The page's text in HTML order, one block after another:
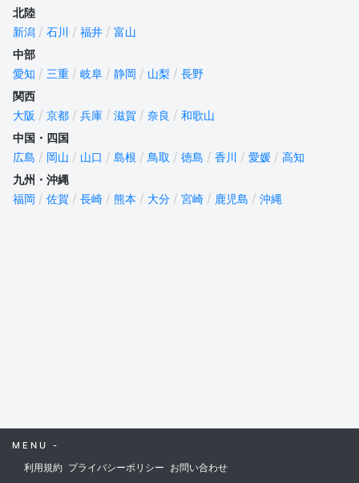
北陸
新潟
石川 福井
富山
中部
愛知
三重 岐阜 静岡 山梨
長野
関西
大阪
京都 兵庫 滋賀 奈良
和歌山
中国・四国
広島
岡山 山口 島根 鳥取 徳島 香川 愛媛
高知
九州・沖縄
福岡
佐賀 長崎 熊本 大分 宮崎 鹿児島 沖縄
MENU -
利用規約 プライバシーポリシー お問い合わせ